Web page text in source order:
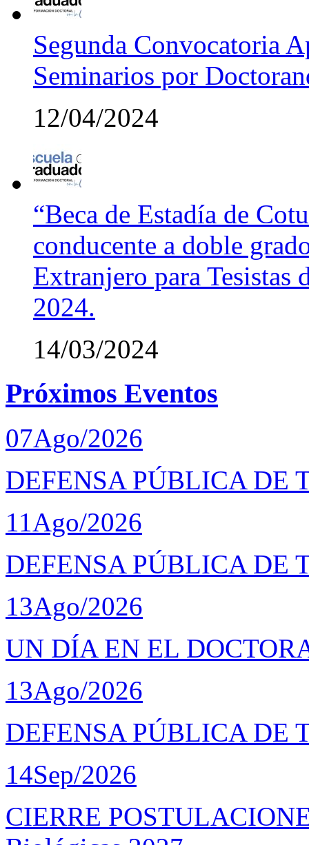
Segunda Convocatoria
Seminarios por
12/04/2024
“Beca de Estadía de
conducente a doble
Extranjero para Tesistas
2024.
14/03/2024
Próximos Eventos
07Ago/2026
DEFENSA PÚBLICA DE
11Ago/2026
DEFENSA PÚBLICA DE
13Ago/2026
UN DÍA EN EL
13Ago/2026
DEFENSA PÚBLICA DE
14Sep/2026
CIERRE